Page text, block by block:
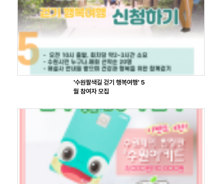
'수원팔색길 걷기 행복여행' 5
월 참여자 모집